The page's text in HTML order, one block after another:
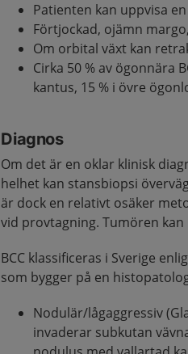
Patienten kan uppvisa
Förtjockad, ojämn
Om orbital växt kan
Cirka 50 % av ögonnära
kantus, 15 % i övre
Diagnos
Om det är en oklar klinisk
helhet kan stansbiopsi
är dock en relativt osäker
vid provtagning. Tumören
BCC klassificeras i Sverige
som bygger på en
Nodulär/lågaggressiv
invaderar subkutan